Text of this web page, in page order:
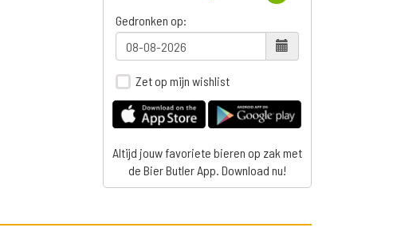
Gedronken op:
Zet op mijn wishlist
Altijd jouw favoriete bieren op zak met
de Bier Butler App. Download nu!